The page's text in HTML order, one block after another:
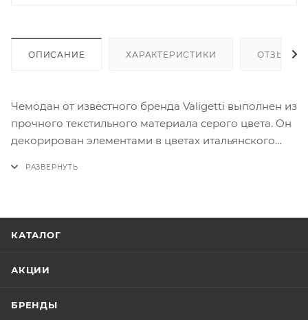
ОПИСАНИЕ ХАРАКТЕРИСТИКИ ОТЗЫВЫ
Чемодан от известного бренда Valigetti выполнен из
прочного текстильного материала серого цвета. Он
декорирован элементами в цветах итальянского
использовании. На дне чемодана расположена
придают дополнительную устойчивость.
КАТАЛОГ
АКЦИИ
БРЕНДЫ